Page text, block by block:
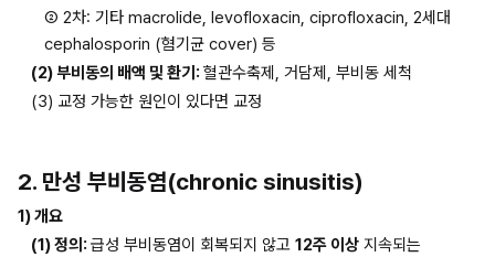
② 2차: 기타 macrolide, levofloxacin, ciprofloxacin, 2세대
cephalosporin (혐기균 cover) 등
(2) 부비동의 배액 및 환기: 혈관수축제, 거담제, 부비동 세척
(3) 교정 가능한 원인이 있다면 교정
2. 만성 부비동염(chronic sinusitis)
1) 개요
(1) 정의: 급성 부비동염이 회복되지 않고 12주 이상 지속되는